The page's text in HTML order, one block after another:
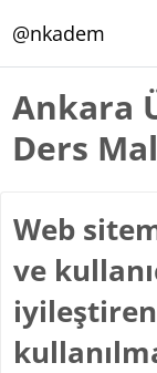
@nkadem
Ankara
Ders
Web
ve